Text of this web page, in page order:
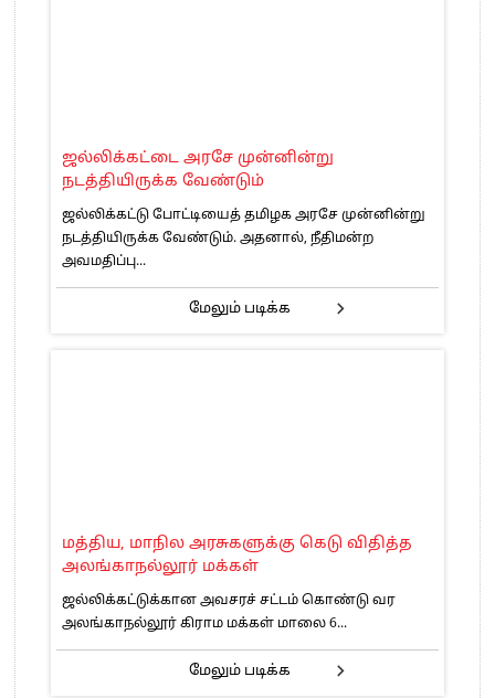
ஜல்லிக்கட்டை அரசே முன்னின்று
நடத்தியிருக்க வேண்டும்
ஜல்லிக்கட்டு போட்டியைத் தமிழக அரசே முன்னின்று
நடத்தியிருக்க வேண்டும். அதனால், நீதிமன்ற
அவமதிப்பு...
மேலும் படிக்க
மத்திய, மாநில அரசுகளுக்கு கெடு விதித்த
அலங்காநல்லூர் மக்கள்
ஜல்லிக்கட்டுக்கான அவசரச் சட்டம் கொண்டு வர
அலங்காநல்லூர் கிராம மக்கள் மாலை 6...
மேலும் படிக்க